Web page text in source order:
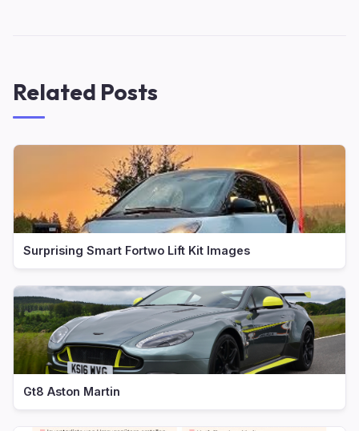
Related Posts
Surprising Smart Fortwo Lift Kit Images
Gt8 Aston Martin